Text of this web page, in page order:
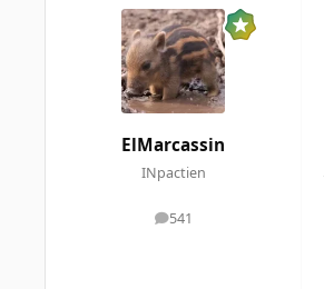
ElMarcassin
INpactien
541
messages